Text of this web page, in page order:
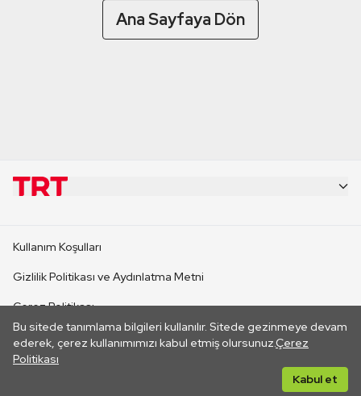
Ana Sayfaya Dön
Bu sitede tanımlama bilgileri kullanılır. Sitede gezinmeye devam
ederek, çerez kullanımımızı kabul etmiş olursunuz.Çerez
Politikası
Kabul et
CANLI YAYINLAR
Kullanım Koşulları
Gizlilik Politikası ve Aydınlatma Metni
Çerez Politikası
İletişim
Her hakkı saklıdır. ©2026 TRT. Bağlantı yoluyla gidilen dış